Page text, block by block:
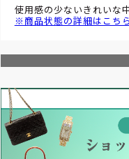
使用感の少ないきれいな
※商品状態の詳細はこちら